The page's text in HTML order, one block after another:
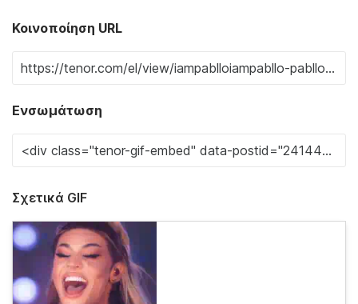
Κοινοποίηση URL
Ενσωμάτωση
Σχετικά GIF